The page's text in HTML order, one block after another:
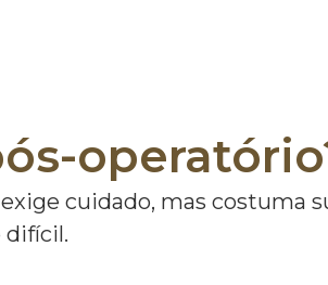
cuidado, mas costuma
difícil.